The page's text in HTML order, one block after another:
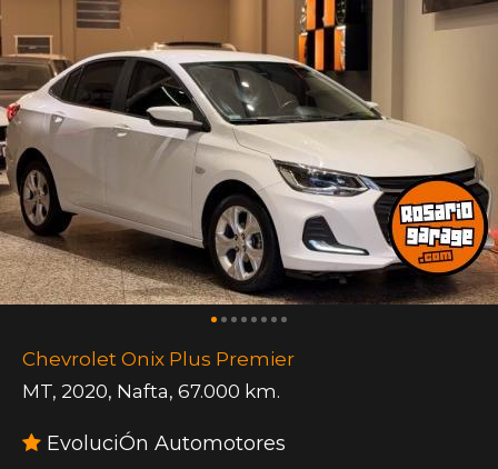
Chevrolet Onix Plus Premier
MT, 2020, Nafta, 67.000 km.
EvoluciÓn Automotores